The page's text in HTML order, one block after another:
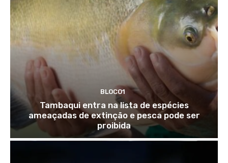
BLOCO1
Tambaqui entra na lista de espécies
ameaçadas de extinção e pesca pode ser
proibida